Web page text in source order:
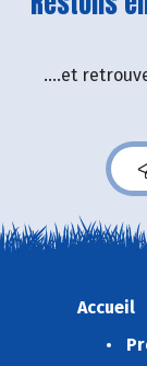
....et
Accueil